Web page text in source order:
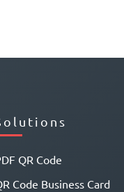
QR Code
Code Business Card